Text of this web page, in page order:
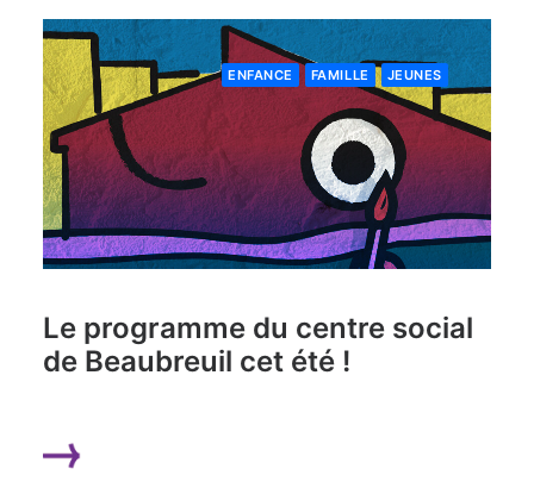
ENFANCE FAMILLE JEUNES
Le programme du centre social
de Beaubreuil cet été !